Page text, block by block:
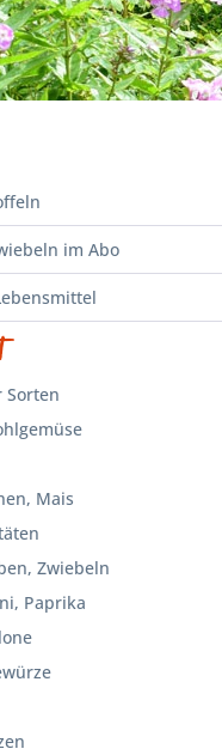
im Abo
Sorten
Mais
Zwiebeln
Paprika